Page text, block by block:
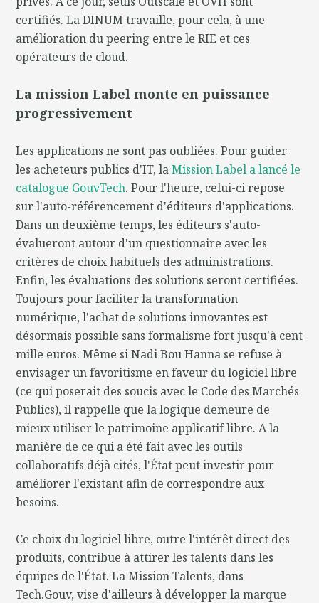
certifiés. La DINUM travaille, pour cela, à une
amélioration du peering entre le RIE et ces
opérateurs de cloud.
La mission Label monte en puissance
progressivement
Les applications ne sont pas oubliées. Pour guider
les acheteurs publics d'IT, laMission Label a lancé le
catalogue GouvTech. Pour l'heure, celui-ci repose
sur l'auto-référencement d'éditeurs d'applications.
Dans un deuxième temps, les éditeurs s'auto-
évalueront autour d'un questionnaire avec les
critères de choix habituels des administrations.
Enfin, les évaluations des solutions seront certifiées.
Toujours pour faciliter la transformation
numérique, l'achat de solutions innovantes est
désormais possible sans formalisme fort jusqu'à cent
mille euros. Même si Nadi Bou Hanna se refuse à
envisager un favoritisme en faveur du logiciel libre
(ce qui poserait des soucis avec le Code des Marchés
Publics), il rappelle que la logique demeure de
mieux utiliser le patrimoine applicatif libre. A la
manière de ce qui a été fait avec les outils
collaboratifs déjà cités, l'État peut investir pour
améliorer l'existant afin de correspondre aux
besoins.
Ce choix du logiciel libre, outre l'intérêt direct des
produits, contribue à attirer les talents dans les
équipes de l'État. La Mission Talents, dans
Tech.Gouv, vise d'ailleurs à développer la marque